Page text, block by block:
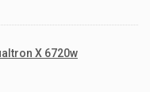
X 6720w